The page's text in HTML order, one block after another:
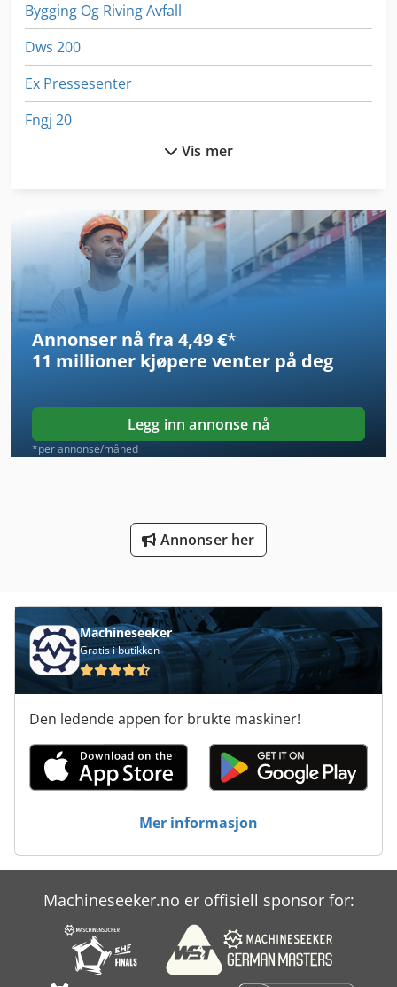
Bygging Og Riving Avfall
Dws 200
Ex Pressesenter
Fngj 20
Kanten Av
Kgs 1670
Kjøre Maskinen
Kjøretøy
Klare Til Bruk
Konkret Stein Form
Kreissaege Tre
Skomaker Maskin Fresing Og Slipemaskin
Spor Og Pin Maskinen
Transport
Tre Maskinering Senter
Vis mer
Annonser nå fra 4,49 €*
11 millioner kjøpere venter på deg
Legg inn annonse nå
*per annonse/måned
Annonser her
Machineseeker
Gratis i butikken
Den ledende appen for brukte maskiner!
Mer informasjon
Machineseeker.no er offisiell sponsor for: